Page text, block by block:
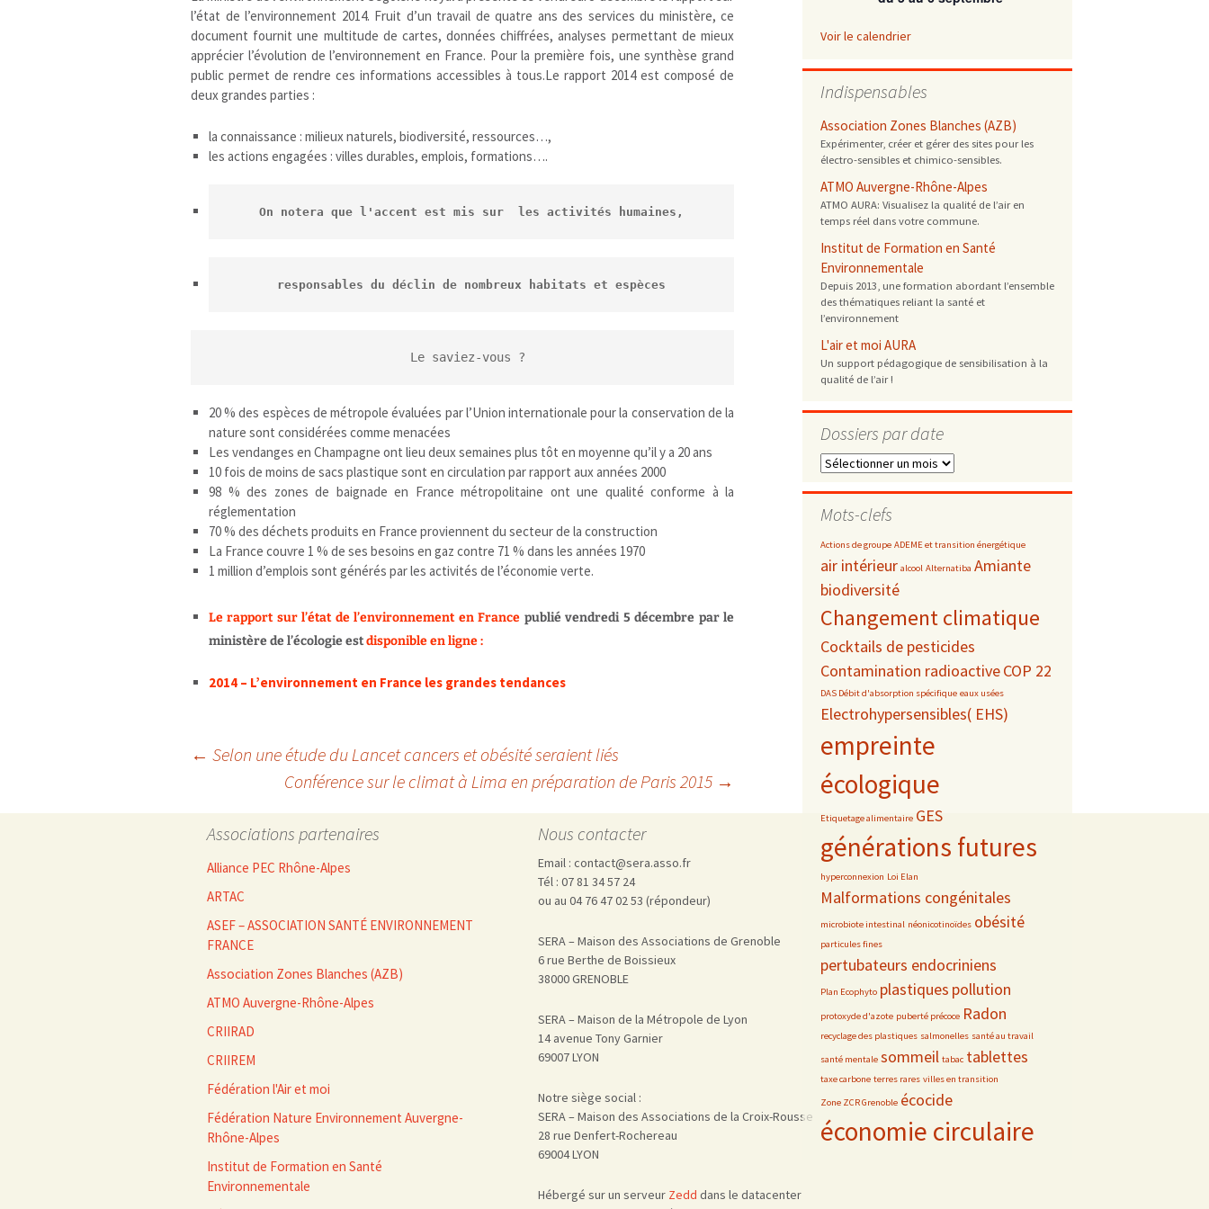
emballages
gaspillage alimentaire
modes de conservation et de cuisson
positionnement citoyen / ONG
Risques majeurs
Biodiversité
Bruit
Changements climatiques
cancérigène / mutagène / reprotoxique
Déchets
Décisions politiques et juridiques
nationale
superficielles et souterraines
Énergies
fossiles
renouvelables / transition énergétique
Jurisprudence
offre de soins
Pharmacovigilance, produits et
dispositifs de santé, vaccins
Population à risque
adolescents
femmes enceintes / enfants
Publications recommandées
Rayonnements
ionisants
Santé publique
Sols
Technologies
écrans / jeux vidéos
Tourisme
Vie sociale
l’état de l’environnement 2014. Fruit d’un travail de quatre ans des services du ministère, ce
document fournit une multitude de cartes, données chiffrées, analyses permettant de mieux
apprécier l’évolution de l’environnement en France. Pour la première fois, une synthèse grand
public permet de rendre ces informations accessibles à tous.Le rapport 2014 est composé de
deux grandes parties :
la connaissance : milieux naturels, biodiversité, ressources…,
les actions engagées : villes durables, emplois, formations….
On notera que l'accent est mis sur  les activités humaines,
responsables du déclin de nombreux habitats et espèces
                            Le saviez-vous ?
20 % des espèces de métropole évaluées par l’Union internationale pour la conservation de la
nature sont considérées comme menacées
Les vendanges en Champagne ont lieu deux semaines plus tôt en moyenne qu’il y a 20 ans
10 fois de moins de sacs plastique sont en circulation par rapport aux années 2000
98 % des zones de baignade en France métropolitaine ont une qualité conforme à la
réglementation
70 % des déchets produits en France proviennent du secteur de la construction
La France couvre 1 % de ses besoins en gaz contre 71 % dans les années 1970
1 million d’emplois sont générés par les activités de l’économie verte.
Le rapport sur l’état de l’environnement en France publié vendredi 5 décembre par le
ministère de l’écologie estdisponible en ligne :
2014 – L’environnement en France les grandes tendances
Navigation
des
← Selon une étude du Lancet cancers et obésité seraient liés
Conférence sur le climat à Lima en préparation de Paris 2015 →
Voir le calendrier
Indispensables
Association Zones Blanches (AZB)
Expérimenter, créer et gérer des sites pour les
électro-sensibles et chimico-sensibles.
ATMO Auvergne-Rhône-Alpes
ATMO AURA: Visualisez la qualité de l’air en
temps réel dans votre commune.
Institut de Formation en Santé
Environnementale
Depuis 2013, une formation abordant l’ensemble
des thématiques reliant la santé et
l’environnement
L'air et moi AURA
Un support pédagogique de sensibilisation à la
qualité de l’air !
Dossiers par date
Dossiers
date
Mots-clefs
Actions de groupe ADEME et transition énergétique
air intérieur alcool Alternatiba Amiante
biodiversité
Changement climatique
Cocktails de pesticides
Contamination radioactiveCOP 22
DAS Débit d'absorption spécifique eaux usées
Electrohypersensibles( EHS)
empreinte
écologique
Etiquetage alimentaire GES
générations futures
hyperconnexion Loi Elan
Malformations congénitales
microbiote intestinal néonicotinoïdes obésité
particules fines
pertubateurs endocriniens
Plan Ecophyto plastiques pollution
protoxyde d'azote puberté précoce Radon
recyclage des plastiques salmonelles santé au travail
santé mentale sommeil tabac tablettes
taxe carbone terres rares villes en transition
Zone ZCR Grenoble écocide
économie circulaire
Associations partenaires
Alliance PEC Rhône-Alpes
ARTAC
ASEF – ASSOCIATION SANTÉ ENVIRONNEMENT
FRANCE
Association Zones Blanches (AZB)
ATMO Auvergne-Rhône-Alpes
CRIIRAD
CRIIREM
Fédération l'Air et moi
Fédération Nature Environnement Auvergne-
Rhône-Alpes
Institut de Formation en Santé
Environnementale
Nous contacter
Email : contact@sera.asso.fr
Tél : 07 81 34 57 24
ou au 04 76 47 02 53 (répondeur)
SERA – Maison des Associations de Grenoble
6 rue Berthe de Boissieux
38000 GRENOBLE
SERA – Maison de la Métropole de Lyon
14 avenue Tony Garnier
69007 LYON
Notre siège social :
SERA – Maison des Associations de la Croix-Rousse
28 rue Denfert-Rochereau
69004 LYON
Hébergé sur un serveur Zedd dans le datacenter